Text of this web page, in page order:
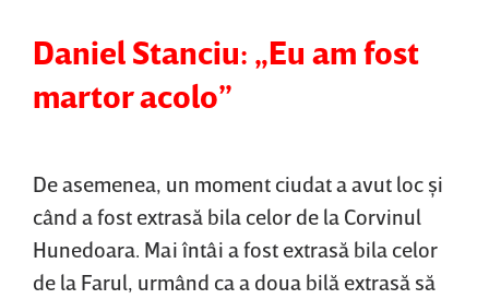
Daniel Stanciu: „Eu am fost
martor acolo”
De asemenea, un moment ciudat a avut loc şi
când a fost extrasă bila celor de la Corvinul
Hunedoara. Mai întâi a fost extrasă bila celor
de la Farul, urmând ca a doua bilă extrasă să